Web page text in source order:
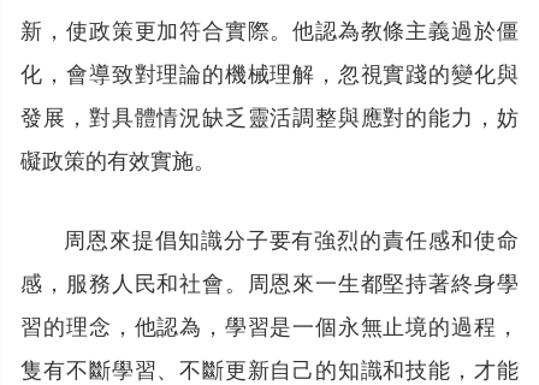
新，使政策更加符合實際。他認為教條主義過於僵
化，會導致對理論的機械理解，忽視實踐的變化與
發展，對具體情況缺乏靈活調整與應對的能力，妨
礙政策的有效實施。
周恩來提倡知識分子要有強烈的責任感和使命
感，服務人民和社會。周恩來一生都堅持著終身學
習的理念，他認為，學習是一個永無止境的過程，
隻有不斷學習、不斷更新自己的知識和技能，才能